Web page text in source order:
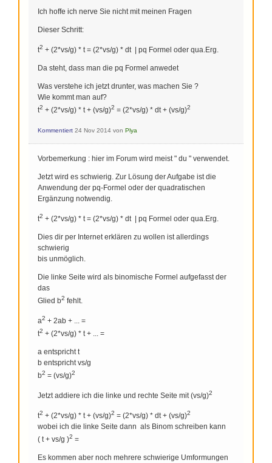
Ich hoffe ich nerve Sie nicht mit meinen Fragen
Dieser Schritt:
t2 + (2*vs/g) * t = (2*vs/g) * dt | pq Formel oder qua.Erg.
Da steht, dass man die pq Formel anwedet
Was verstehe ich jetzt drunter, was machen Sie ?
Wie kommt man auf?
t2 + (2*vs/g) * t + (vs/g)2 = (2*vs/g) * dt + (vs/g)2
Kommentiert 24 Nov 2014 von Plya
Vorbemerkung : hier im Forum wird meist " du " verwendet.
Jetzt wird es schwierig. Zur Lösung der Aufgabe ist die
Anwendung der pq-Formel oder der quadratischen
Ergänzung notwendig.
t2 + (2*vs/g) * t = (2*vs/g) * dt | pq Formel oder qua.Erg.
Dies dir per Internet erklären zu wollen ist allerdings
schwierig
bis unmöglich.
Die linke Seite wird als binomische Formel aufgefasst der
das
Glied b2 fehlt.
a2 + 2ab + ... =
t2 + (2*vs/g) * t + ... =
a entspricht t
b entspricht vs/g
b2 = (vs/g)2
Jetzt addiere ich die linke und rechte Seite mit (vs/g)2
t2 + (2*vs/g) * t + (vs/g)2 = (2*vs/g) * dt + (vs/g)2
wobei ich die linke Seite dann als Binom schreiben kann
( t + vs/g )2 =
Es kommen aber noch mehrere schwierige Umformungen